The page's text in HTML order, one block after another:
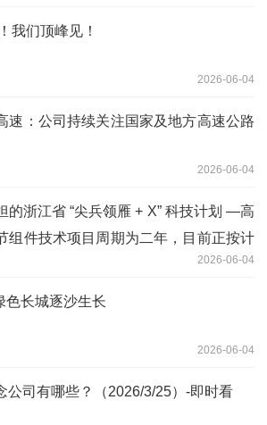
我们顶峰见！
2026-06-04
速：公司持续关注国家及地方高速公路
2026-06-04
的浙江省 “尖兵领雁 + X” 科技计划 —高
组件技术项目周期为二年，目前正按计
2026-06-04
色长城逐沙生长
2026-06-04
公司有哪些？（2026/3/25）-即时看